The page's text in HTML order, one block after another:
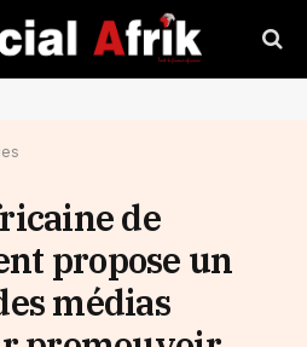
de
propose un
médias